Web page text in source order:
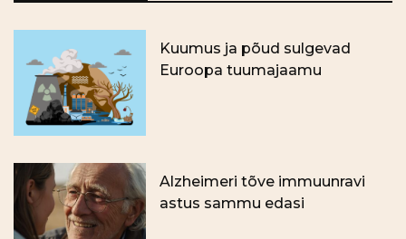
Kuumus ja põud sulgevad
Euroopa tuumajaamu
Alzheimeri tõve immuunravi
astus sammu edasi